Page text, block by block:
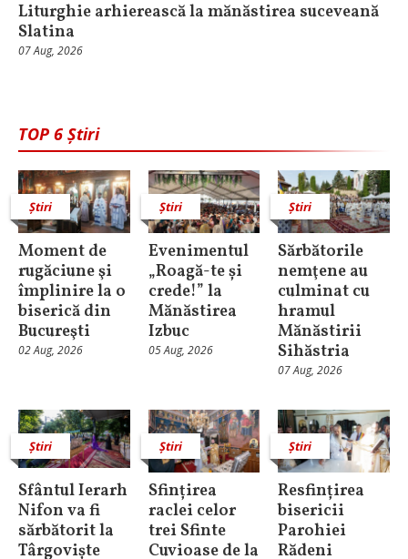
Liturghie arhierească la mănăstirea suceveană
Slatina
07 Aug, 2026
TOP 6 Știri
Știri
Moment de
rugăciune şi
împlinire la o
biserică din
Bucureşti
02 Aug, 2026
Știri
Evenimentul
„Roagă-te și
crede!” la
Mănăstirea
Izbuc
05 Aug, 2026
Știri
Sărbătorile
nemţene au
culminat cu
hramul
Mănăstirii
Sihăstria
07 Aug, 2026
Știri
Sfântul Ierarh
Nifon va fi
sărbătorit la
Târgoviște
Știri
Sfințirea
raclei celor
trei Sfinte
Cuvioase de la
Știri
Resfințirea
bisericii
Parohiei
Rădeni